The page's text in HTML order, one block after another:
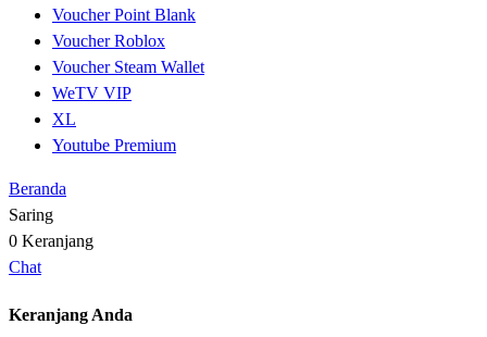
Voucher Point Blank
Voucher Roblox
Voucher Steam Wallet
WeTV VIP
XL
Youtube Premium
Beranda
Saring
0 Keranjang
Chat
Keranjang Anda